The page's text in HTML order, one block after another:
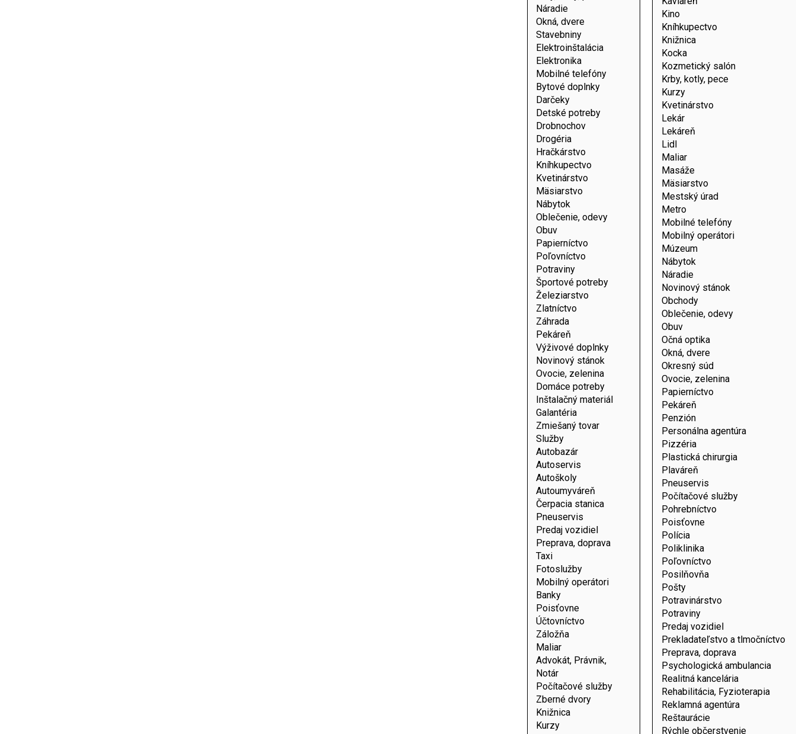
Náradie
Okná, dvere
Stavebniny
Elektroinštalácia
Elektronika
Mobilné telefóny
Bytové doplnky
Darčeky
Detské potreby
Drobnochov
Drogéria
Hračkárstvo
Kníhkupectvo
Kvetinárstvo
Mäsiarstvo
Nábytok
Oblečenie, odevy
Obuv
Papierníctvo
Poľovníctvo
Potraviny
Športové potreby
Železiarstvo
Zlatníctvo
Záhrada
Pekáreň
Výživové doplnky
Novinový stánok
Ovocie, zelenina
Domáce potreby
Inštalačný materiál
Galantéria
Zmiešaný tovar
Služby
Autobazár
Autoservis
Autoškoly
Autoumyváreň
Čerpacia stanica
Pneuservis
Predaj vozidiel
Preprava, doprava
Taxi
Fotoslužby
Mobilný operátori
Banky
Poisťovne
Účtovníctvo
Záložňa
Maliar
Advokát, Právnik,
Notár
Počítačové služby
Zberné dvory
Knižnica
Kurzy
Kino
Kníhkupectvo
Knižnica
Kocka
Kozmetický salón
Krby, kotly, pece
Kurzy
Kvetinárstvo
Lekár
Lekáreň
Lidl
Maliar
Masáže
Mäsiarstvo
Mestský úrad
Metro
Mobilné telefóny
Mobilný operátori
Múzeum
Nábytok
Náradie
Novinový stánok
Obchody
Oblečenie, odevy
Obuv
Očná optika
Okná, dvere
Okresný súd
Ovocie, zelenina
Papierníctvo
Pekáreň
Penzión
Personálna agentúra
Pizzéria
Plastická chirurgia
Plaváreň
Pneuservis
Počítačové služby
Pohrebníctvo
Poisťovne
Polícia
Poliklinika
Poľovníctvo
Posilňovňa
Pošty
Potravinárstvo
Potraviny
Predaj vozidiel
Prekladateľstvo a tlmočníctvo
Preprava, doprava
Psychologická ambulancia
Realitná kancelária
Rehabilitácia, Fyzioterapia
Reklamná agentúra
Reštaurácie
Rýchle občerstvenie